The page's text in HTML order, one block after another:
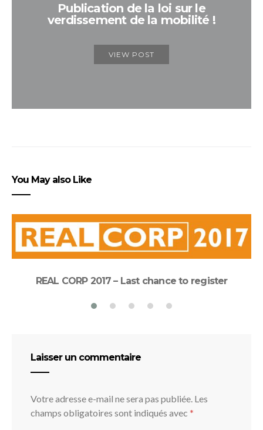
Publication de la loi sur le
verdissement de la mobilité !
VIEW POST
You May also Like
REAL CORP 2017 – Last chance to register
Laisser un commentaire
Votre adresse e-mail ne sera pas publiée. Les
champs obligatoires sont indiqués avec *